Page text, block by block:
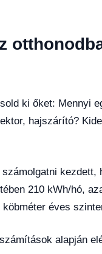
ki őket: Mennyi
hajszárító?
kezdett,
210 kWh/hó,
éves
alapján